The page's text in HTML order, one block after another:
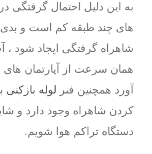
به این دلیل احتمال گرفتگی در
های چند طبقه کم است و
شاهراه گرفتگی ایجاد شود ،
همان سرعت از آپارتمان
آورد همچنین فنر لوله بازکنی
کردن شاهراه وجود دارد و
دستگاه تراکم هوا شویم.